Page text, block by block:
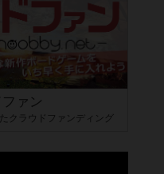
ァン
クラウドファンディング